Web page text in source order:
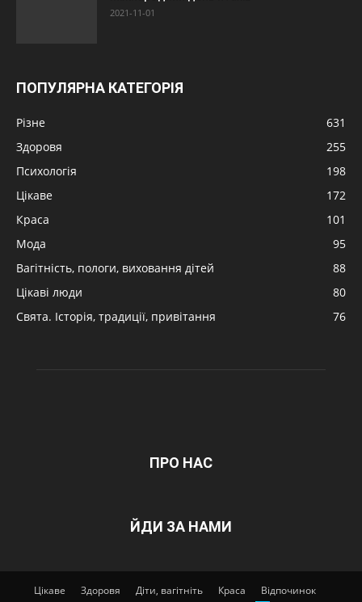
2021-11-01
ПОПУЛЯРНА КАТЕГОРІЯ
Різне
631
Здоровя
255
Психологія
198
Цікаве
172
Краса
101
Мода
95
Вагітність, пологи, виховання дітей
88
Цікаві люди
80
Свята. Історія, традиції, привітання
76
ПРО НАС
ЙДИ ЗА НАМИ
Цікаве Здоровя Діти, вагітніть Краса
Відпочинок